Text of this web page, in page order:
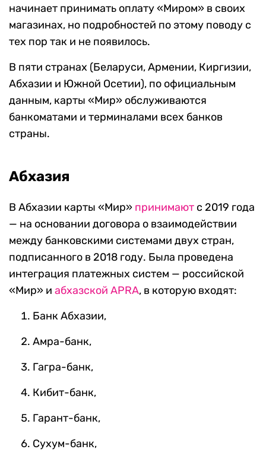
начинает принимать оплату «Миром» в своих
магазинах, но подробностей по этому поводу с
тех пор так и не появилось.
В пяти странах (Беларуси, Армении, Киргизии,
Абхазии и Южной Осетии), по официальным
данным, карты «Мир» обслуживаются
банкоматами и терминалами всех банков
страны.
Абхазия
В Абхазии карты «Мир» принимают с 2019 года
— на основании договора о взаимодействии
между банковскими системами двух стран,
подписанного в 2018 году. Была проведена
интеграция платежных систем — российской
«Мир» и абхазской APRA, в которую входят:
Банк Абхазии,
Амра-банк,
Гагра-банк,
Кибит-банк,
Гарант-банк,
Сухум-банк,